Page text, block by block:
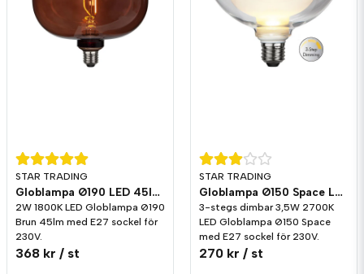
STAR TRADING
Globlampa Ø190 LED 45lm E27 Brun 1800K
2W 1800K LED Globlampa Ø190
Brun 45lm med E27 sockel för
230V.
368 kr / st
STAR TRADING
Globlampa Ø150 Space LED 350lm E27 2700K 3-stegs dimming
3-stegs dimbar 3,5W 2700K
LED Globlampa Ø150 Space
med E27 sockel för 230V.
270 kr / st